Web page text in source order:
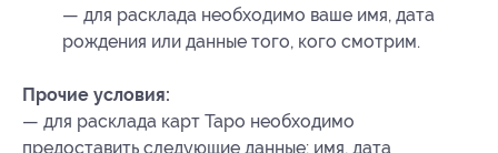
— для расклада необходимо ваше имя, дата
рождения или данные того, кого смотрим.
Прочие условия:
— для расклада карт Таро необходимо
предоставить следующие данные: имя, дата